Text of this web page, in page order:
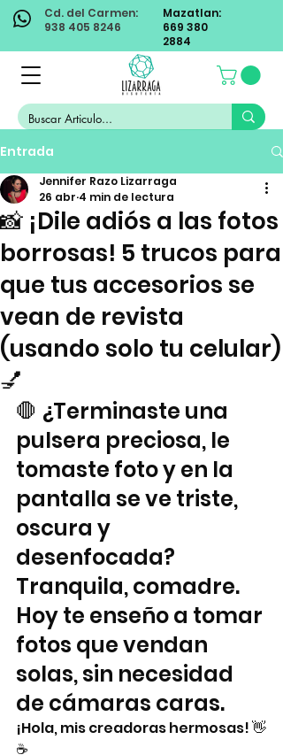
Cd. del Carmen:
938 405 8246
Mazatlan:
669 380
2884
Entrada
📸 ¡Dile adiós a las fotos
borrosas! 5 trucos para
que tus accesorios se
vean de revista
(usando solo tu celular)
💅
Jennifer Razo Lizarraga
26 abr 4 min de lectura
🛑 ¿Terminaste una
pulsera preciosa, le
tomaste foto y en la
pantalla se ve triste,
oscura y
desenfocada?
Tranquila, comadre.
Hoy te enseño a tomar
fotos que vendan
solas, sin necesidad
de cámaras caras.
¡Hola, mis creadoras hermosas! 👋
☕